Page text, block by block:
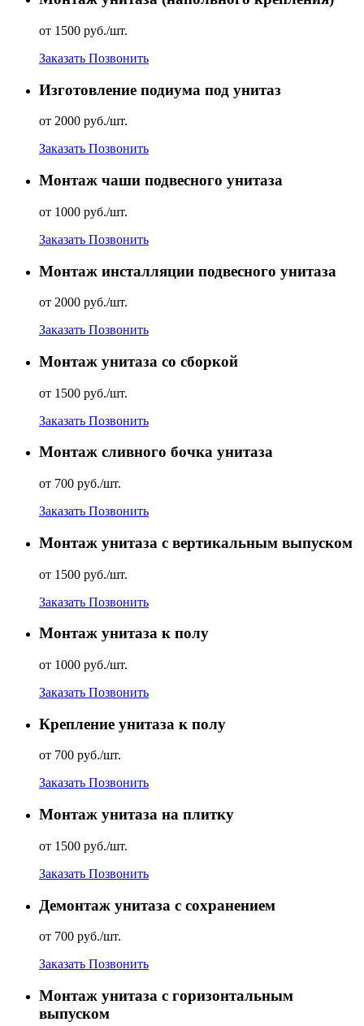
от 1500 руб./шт.
Заказать Позвонить
Изготовление подиума под унитаз
от 2000 руб./шт.
Заказать Позвонить
Монтаж чаши подвесного унитаза
от 1000 руб./шт.
Заказать Позвонить
Монтаж инсталляции подвесного унитаза
от 2000 руб./шт.
Заказать Позвонить
Монтаж унитаза со сборкой
от 1500 руб./шт.
Заказать Позвонить
Монтаж сливного бочка унитаза
от 700 руб./шт.
Заказать Позвонить
Монтаж унитаза с вертикальным выпуском
от 1500 руб./шт.
Заказать Позвонить
Монтаж унитаза к полу
от 1000 руб./шт.
Заказать Позвонить
Крепление унитаза к полу
от 700 руб./шт.
Заказать Позвонить
Монтаж унитаза на плитку
от 1500 руб./шт.
Заказать Позвонить
Демонтаж унитаза с сохранением
от 700 руб./шт.
Заказать Позвонить
Монтаж унитаза с горизонтальным
выпуском